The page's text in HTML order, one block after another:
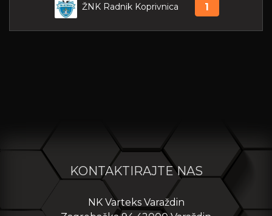
ŽNK Radnik Koprivnica 1
KONTAKTIRAJTE NAS
NK Varteks Varaždin